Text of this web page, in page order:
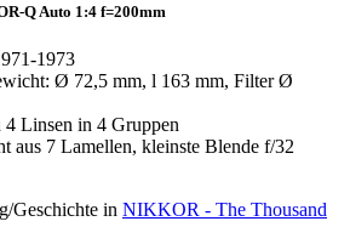
Q Auto 1:4 f=200mm
1973
Ø 72,5 mm, l 163 mm, Filter Ø
Linsen in 4 Gruppen
aus 7 Lamellen, kleinste Blende f/32
Geschichte in NIKKOR - The Thousand